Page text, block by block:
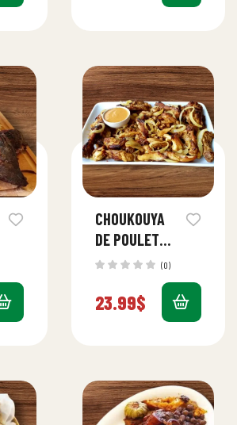
CHOUKOUYA
DE POULET
(POULET
(0)
23.99$